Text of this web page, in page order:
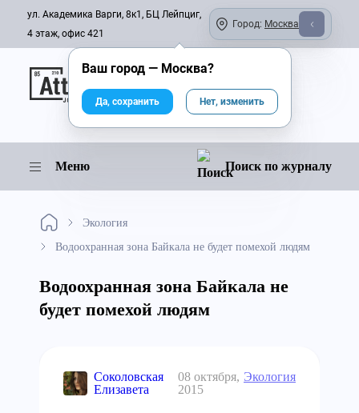
ул. Академика Варги, 8к1, БЦ Лейпциг,
4 этаж, офис 421
Город: Москва
Онлайн-журнал
Меню Поиск по журналу
Экология
Водоохранная зона Байкала не будет помехой людям
Водоохранная зона Байкала не
будет помехой людям
Соколовская
Елизавета
08 октября,
2015
Экология
Ваш город — Москва?
Да, сохранить Нет, изменить